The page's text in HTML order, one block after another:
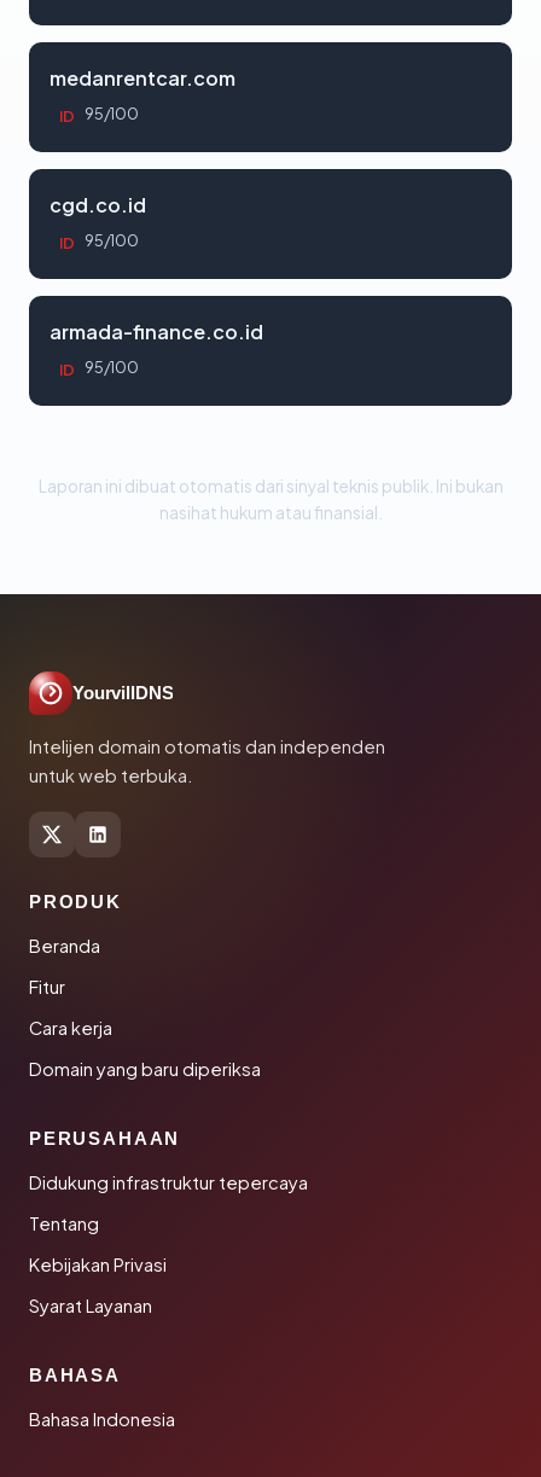
medanrentcar.com
ID 95/100
cgd.co.id
ID 95/100
armada-finance.co.id
ID 95/100
Laporan ini dibuat otomatis dari sinyal teknis publik. Ini bukan
nasihat hukum atau finansial.
YourvillDNS
Intelijen domain otomatis dan independen
untuk web terbuka.
PRODUK
Beranda
Fitur
Cara kerja
Domain yang baru diperiksa
PERUSAHAAN
Didukung infrastruktur tepercaya
Tentang
Kebijakan Privasi
Syarat Layanan
BAHASA
Bahasa Indonesia